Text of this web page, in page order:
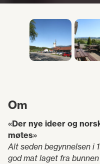
Om
«Der nye ideer og
møtes»
Alt seden begynnelsen i
god mat laget fra